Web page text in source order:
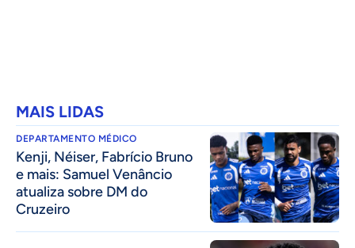
MAIS LIDAS
DEPARTAMENTO MÉDICO
Kenji, Néiser, Fabrício Bruno
e mais: Samuel Venâncio
atualiza sobre DM do
Cruzeiro